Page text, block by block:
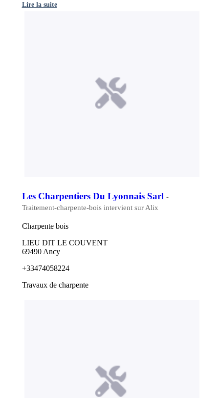
Lire la suite
Les Charpentiers Du Lyonnais Sarl -
Traitement-charpente-bois intervient sur Alix
Charpente bois
LIEU DIT LE COUVENT
69490 Ancy
+33474058224
Travaux de charpente